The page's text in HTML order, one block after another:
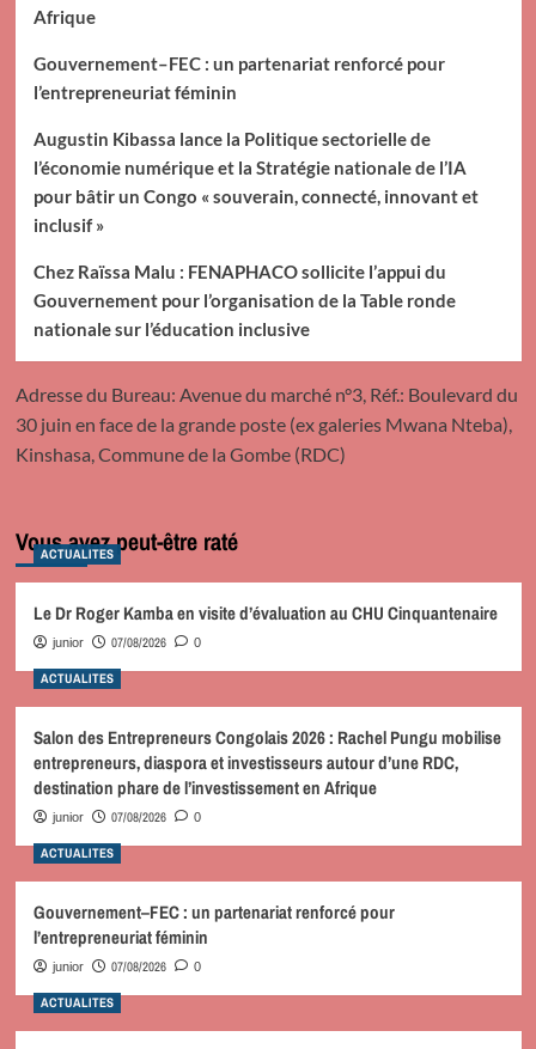
Afrique
Gouvernement–FEC : un partenariat renforcé pour
l’entrepreneuriat féminin
Augustin Kibassa lance la Politique sectorielle de
l’économie numérique et la Stratégie nationale de l’IA
pour bâtir un Congo « souverain, connecté, innovant et
inclusif »
Chez Raïssa Malu : FENAPHACO sollicite l’appui du
Gouvernement pour l’organisation de la Table ronde
nationale sur l’éducation inclusive
Adresse du Bureau: Avenue du marché n°3, Réf.: Boulevard du
30 juin en face de la grande poste (ex galeries Mwana Nteba),
Kinshasa, Commune de la Gombe (RDC)
Vous avez peut-être raté
ACTUALITES
Le Dr Roger Kamba en visite d’évaluation au CHU Cinquantenaire
junior 07/08/2026 0
ACTUALITES
Salon des Entrepreneurs Congolais 2026 : Rachel Pungu mobilise
entrepreneurs, diaspora et investisseurs autour d’une RDC,
destination phare de l’investissement en Afrique
junior 07/08/2026 0
ACTUALITES
Gouvernement–FEC : un partenariat renforcé pour
l’entrepreneuriat féminin
junior 07/08/2026 0
ACTUALITES